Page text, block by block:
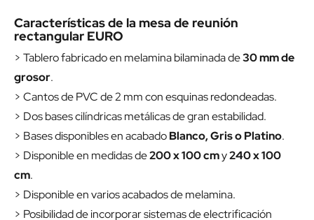
Características de la mesa de reunión
rectangular EURO
> Tablero fabricado en melamina bilaminada de30 mm de
grosor.
> Cantos de PVC de 2 mm con esquinas redondeadas.
> Dos bases cilíndricas metálicas de gran estabilidad.
> Bases disponibles en acabadoBlanco, Gris o Platino.
> Disponible en medidas de200 x 100 cmy240 x 100
cm.
> Disponible en varios acabados de melamina.
> Posibilidad de incorporar sistemas de electrificación